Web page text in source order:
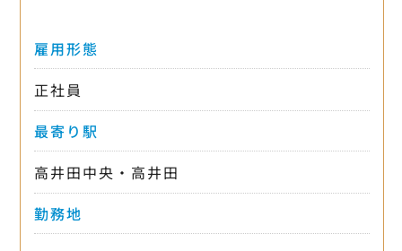
雇用形態
正社員
最寄り駅
高井田中央・高井田
勤務地